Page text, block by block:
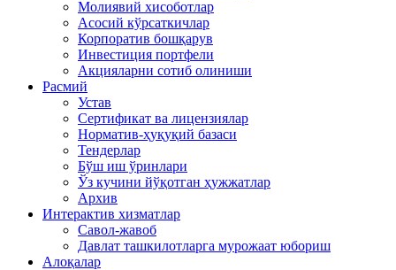
Молиявий хисоботлар
Асосий кўрсаткичлар
Корпоратив бошқарув
Инвестиция портфели
Акцияларни сотиб олиниши
Расмий
Устав
Сертификат ва лицензиялар
Норматив-ҳуқуқий базаси
Тендерлар
Бўш иш ўринлари
Ўз кучини йўқотган ҳужжатлар
Архив
Интерактив хизматлар
Савол-жавоб
Давлат ташкилотларга мурожаат юбориш
Алоқалар